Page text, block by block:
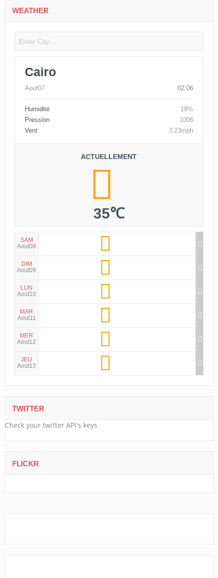
WEATHER
Cairo
Aout07 02:06
Humidité
19%
Pression
1006
Vent
3.23mph
ACTUELLEMENT
35℃
SAM
Aout08
DIM
Aout09
LUN
Aout10
MAR
Aout11
MER
Aout12
JEU
Aout13
TWITTER
Check your twitter API's keys
FLICKR